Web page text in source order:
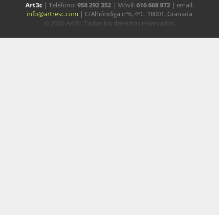
Art3c | Teléfono:958 292 352 | Móvil:616 668 972 | email:
info@artresc.com | C/Alhóndiga nº6, 4ºC. 18001. Granada
© 2026 Art3c. Todos los derechos reservados.